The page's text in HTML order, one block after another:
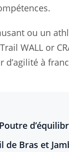
ou un
WALL or
d’agilité à
de Bras et